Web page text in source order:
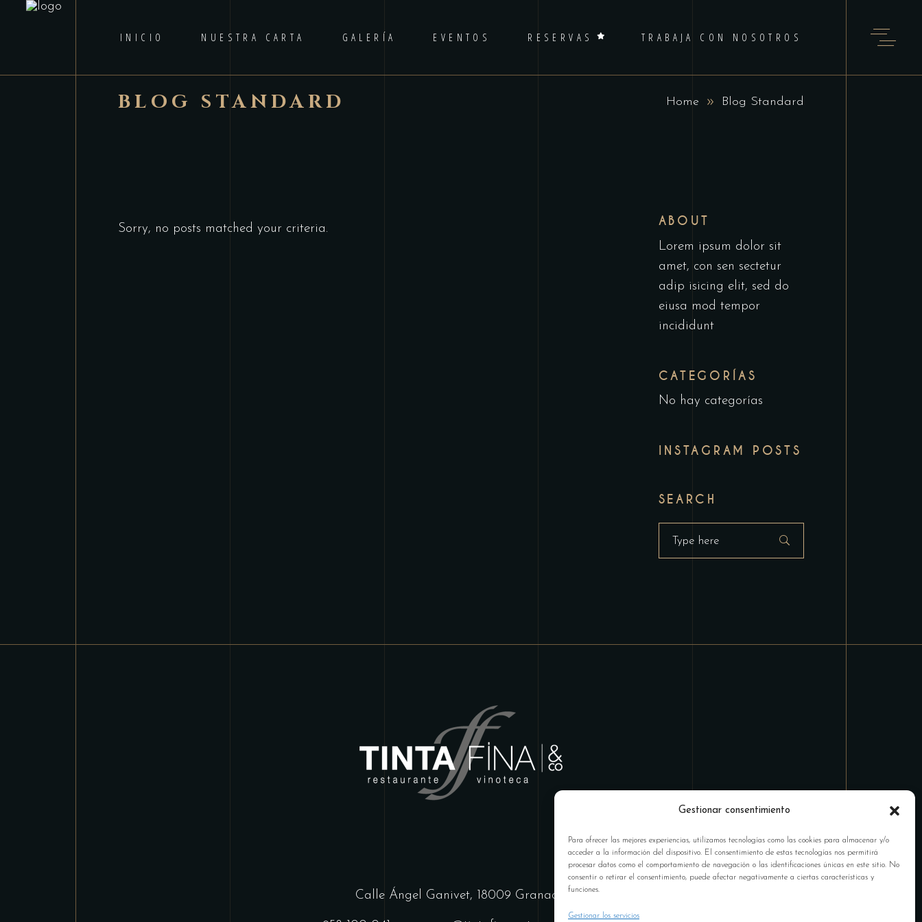
Gestionar consentimiento
Para ofrecer las mejores experiencias, utilizamos tecnologías como las cookies para almacenar y/o
acceder a la información del dispositivo. El consentimiento de estas tecnologías nos permitirá
procesar datos como el comportamiento de navegación o las identificaciones únicas en este sitio. No
consentir o retirar el consentimiento, puede afectar negativamente a ciertas características y
funciones.
Gestionar los servicios
INICIO NUESTRA CARTA GALERÍA EVENTOS RESERVAS TRABAJA CON NOSOTROS
BLOG STANDARD Home Blog Standard
Sorry, no posts matched your criteria.
ABOUT
Lorem ipsum dolor sit
amet, con sen sectetur
adip isicing elit, sed do
eiusa mod tempor
incididunt
CATEGORÍAS
No hay categorías
INSTAGRAM POSTS
SEARCH
Calle Ángel Ganivet, 18009 Granada